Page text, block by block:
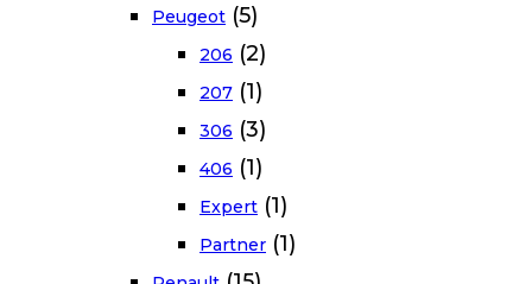
Peugeot (5)
206 (2)
207 (1)
306 (3)
406 (1)
Expert (1)
Partner (1)